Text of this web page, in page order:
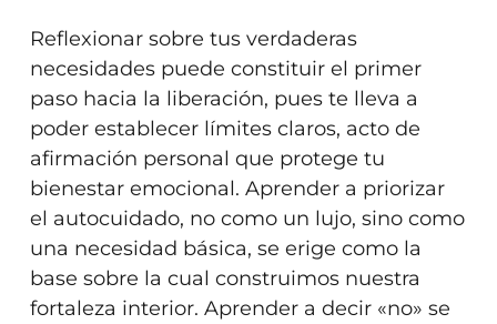
Reflexionar sobre tus verdaderas
necesidades puede constituir el primer
paso hacia la liberación, pues te lleva a
poder establecer límites claros, acto de
afirmación personal que protege tu
bienestar emocional. Aprender a priorizar
el autocuidado, no como un lujo, sino como
una necesidad básica, se erige como la
base sobre la cual construimos nuestra
fortaleza interior. Aprender a decir «no» se